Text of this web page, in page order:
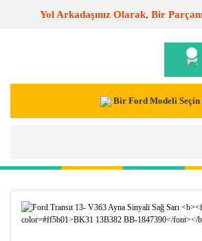
Yol Arkadaşınız Olarak, Bir
Bir Ford Modeli Seçin